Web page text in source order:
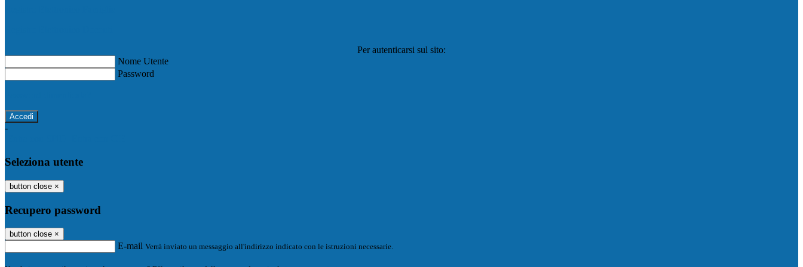
Per autenticarsi sul sito:
Nome Utente
Password
-
Seleziona utente
button close ×
Recupero password
button close ×
E-mail Verrà inviato un messaggio all'indirizzo indicato con le istruzioni necessarie.